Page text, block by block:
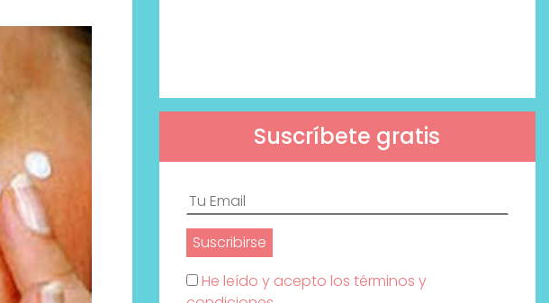
Suscríbete gratis
He leído y acepto los términos y